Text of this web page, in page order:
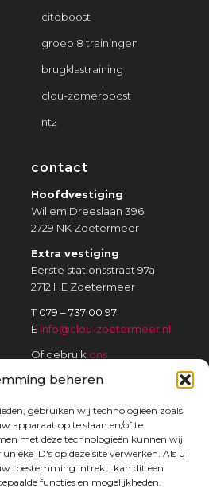
beheren
gebruiken wij technologieën zoals
apparaat op te slaan en/of te
met deze technologieën kunnen wij
ID's op deze site verwerken. Als u
toestemming intrekt, kan dit een
functies en mogelijkheden.
citoboost
groep 8 trainingen
brugklastraining
clou-zomerboost
nt2
contact
Hoofdvestiging
Willem Dreeslaan 396
2729 NK Zoetermeer
Extra vestiging
Eerste stationsstraat 97a
2712 HE Zoetermeer
T 079 – 737 00 97
E info@clou-zoetermeer.nl
Of gebruik ons
Social CLOU